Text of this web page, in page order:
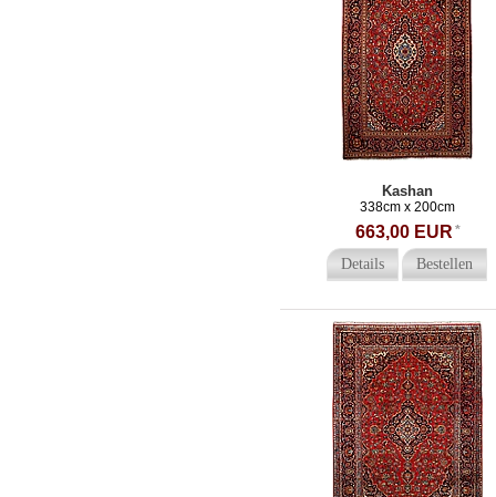
Kashan
338cm x 200cm
663,00 EUR *
Details Bestellen